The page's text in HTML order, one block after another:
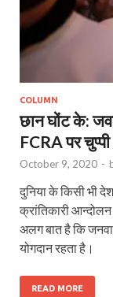
COLUMN
छान घोंट के:
FCRA पर
October 9, 2020 -
दुनिया के किसी भी
क्रांतिकारी
अलग बात है कि
योगदान रहता है।
READ MORE